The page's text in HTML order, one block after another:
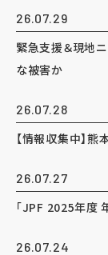
26.07.29
緊急支援＆現地
な被害か
26.07.28
【情報収集中】
26.07.27
「JPF 2025年度
26.07.24